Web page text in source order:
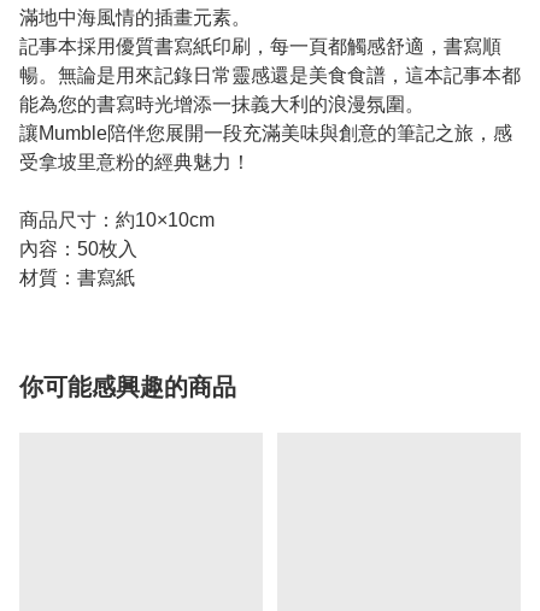
滿地中海風情的插畫元素。
記事本採用優質書寫紙印刷，每一頁都觸感舒適，書寫順
暢。無論是用來記錄日常靈感還是美食食譜，這本記事本都
能為您的書寫時光增添一抹義大利的浪漫氛圍。
讓Mumble陪伴您展開一段充滿美味與創意的筆記之旅，感
受拿坡里意粉的經典魅力！
商品尺寸：約10×10cm
內容：50枚入
材質：書寫紙
你可能感興趣的商品